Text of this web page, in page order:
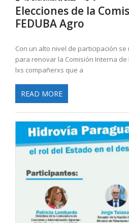
Elecciones de la
FEDUBA Agro
Con un alto nivel de participación
para renovar la Comisión Interna de
lxs compañerxs que a
READ MORE